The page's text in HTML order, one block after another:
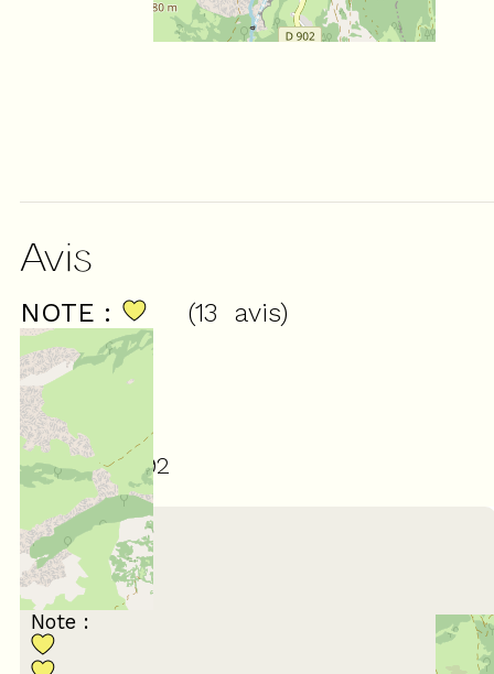
Avis
NOTE :
4,92
/ 5
(13 avis)
Janvier 2025
Bruno
45 à 54 ans
En famille
Note :